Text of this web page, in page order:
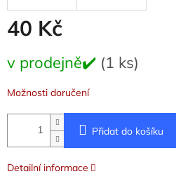
40 Kč
cena:
v prodejně✔️ (1 ks)
Možnosti doručení
Přidat do košíku
Detailní informace